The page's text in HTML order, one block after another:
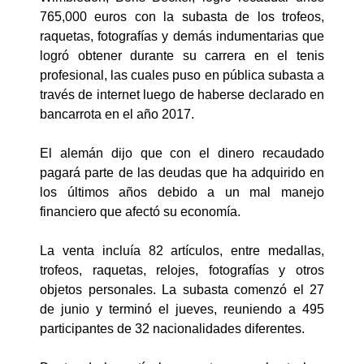
765,000 euros con la subasta de los trofeos,
raquetas, fotografías y demás indumentarias que
logró obtener durante su carrera en el tenis
profesional, las cuales puso en pública subasta a
través de internet luego de haberse declarado en
bancarrota en el año 2017.
El alemán dijo que con el dinero recaudado
pagará parte de las deudas que ha adquirido en
los últimos años debido a un mal manejo
financiero que afectó su economía.
La venta incluía 82 artículos, entre medallas,
trofeos, raquetas, relojes, fotografías y otros
objetos personales. La subasta comenzó el 27
de junio y terminó el jueves, reuniendo a 495
participantes de 32 nacionalidades diferentes.